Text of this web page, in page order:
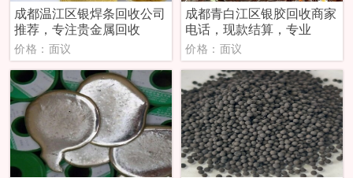
成都温江区银焊条回收公司
推荐，专注贵金属回收
价格：面议
成都青白江区银胶回收商家
电话，现款结算，专业
价格：面议